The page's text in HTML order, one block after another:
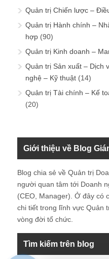
Quản trị Chiến lược –
Quản trị Hành chính –
hợp (90)
Quản trị Kinh doanh –
Quản trị Sản xuất – Dịch
nghệ – Kỹ thuật (14)
Quản trị Tài chính – Kế
(20)
Giới thiệu về Blog
Blog chia sẻ về Quản trị
người quan tâm tới Doanh
(CEO, Manager). Ở đây có
chi tiết trong lĩnh vực Quản
vòng đời tổ chức.
Tìm kiếm trên blog